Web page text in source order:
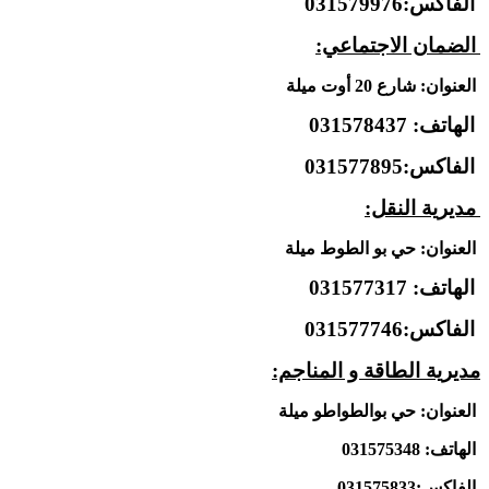
الضمان الاجتماعي:
العنوان: شارع 20 أوت ميلة
الهاتف: 031578437
الفاكس:031577895
مديرية النقل:
العنوان: حي بو الطوط ميلة
الهاتف: 031577317
الفاكس:031577746
مديرية الطاقة و المناجم:
العنوان: حي بوالطواطو ميلة
الهاتف: 031575348